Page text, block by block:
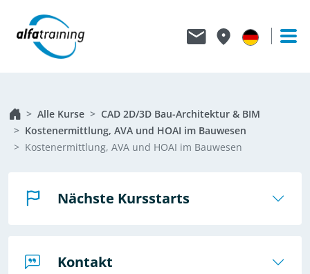
Alle Kurse
CAD 2D/3D Bau-Architektur & BIM
Kostenermittlung, AVA und HOAI im Bauwesen
Kostenermittlung, AVA und HOAI im Bauwesen
Nächste Kursstarts
Kontakt